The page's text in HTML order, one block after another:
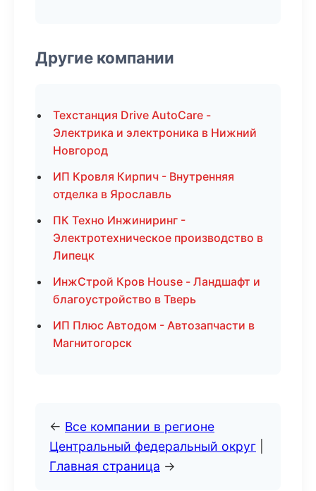
Другие компании
Техстанция Drive AutoCare -
Электрика и электроника в Нижний
Новгород
ИП Кровля Кирпич - Внутренняя
отделка в Ярославль
ПК Техно Инжиниринг -
Электротехническое производство в
Липецк
ИнжСтрой Кров House - Ландшафт и
благоустройство в Тверь
ИП Плюс Автодом - Автозапчасти в
Магнитогорск
← Все компании в регионе
Центральный федеральный округ
Главная страница →